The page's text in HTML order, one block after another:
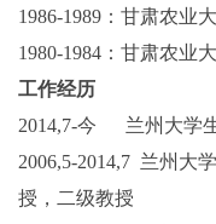
1986-1989：甘肃农业
1980-1984：甘肃农业
工作经历
2014,7-今 兰州大学
2006,5-2014,7 兰州大
授，二级教授